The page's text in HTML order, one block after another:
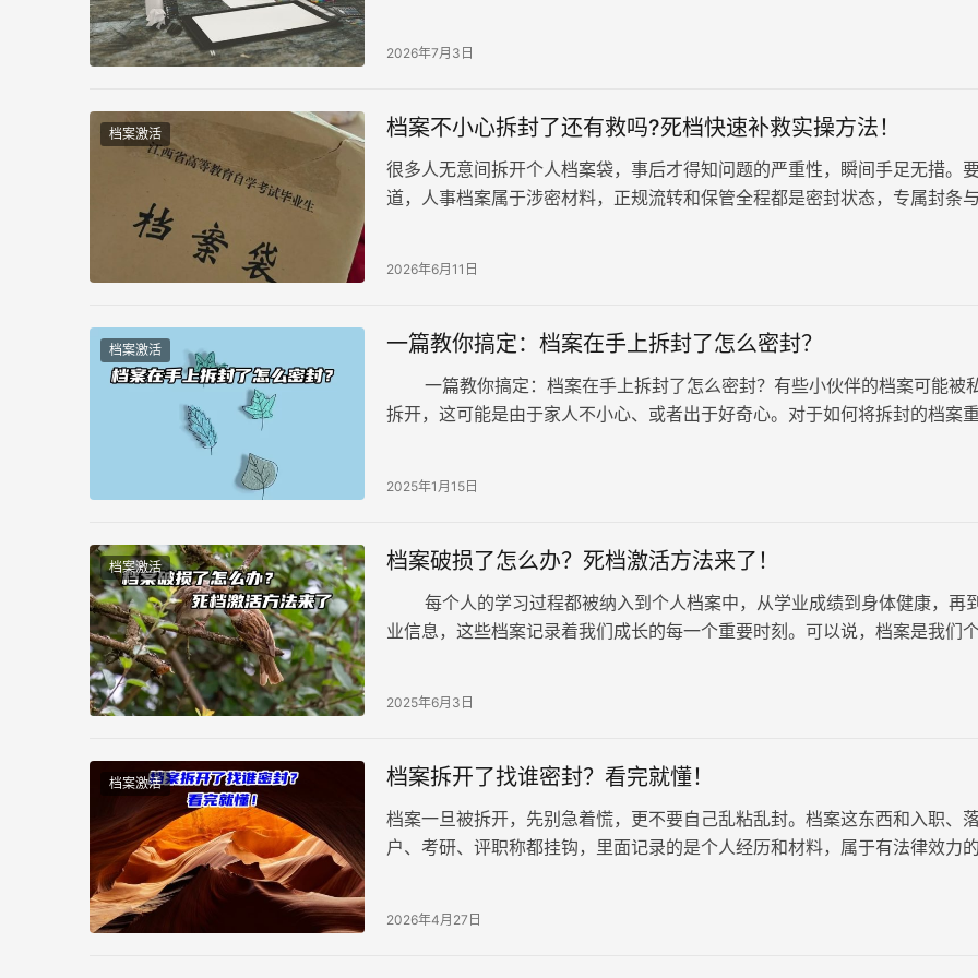
2026年7月3日
档案激活 档案不小心拆封了还有救吗?死档快速补救实操方法！
很多人无意间拆开个人档案袋，事后才得知问题的严重性，瞬间手足无措。
道，人事档案属于涉密材料，正规流转和保管全程都是密封状态，专属封条
2026年6月11日
档案激活 一篇教你搞定：档案在手上拆封了怎么密封？
一篇教你搞定：档案在手上拆封了怎么密封？有些小伙伴的档案可能被
拆开，这可能是由于家人不小心、或者出于好奇心。对于如何将拆封的档案
2025年1月15日
档案激活 档案破损了怎么办？死档激活方法来了！
每个人的学习过程都被纳入到个人档案中，从学业成绩到身体健康，再
业信息，这些档案记录着我们成长的每一个重要时刻。可以说，档案是我们
2025年6月3日
档案激活 档案拆开了找谁密封？看完就懂！
档案一旦被拆开，先别急着慌，更不要自己乱粘乱封。档案这东西和入职、
户、考研、评职称都挂钩，里面记录的是个人经历和材料，属于有法律效力
2026年4月27日